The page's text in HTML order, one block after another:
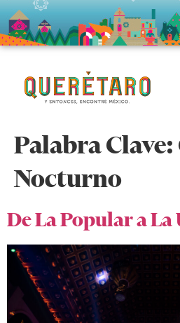
Palabra Clave:
Nocturno
De La Popular a